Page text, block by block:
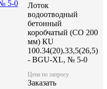
Лоток
водоотводный
бетонный
коробчатый (CO 200
мм) КU
100.34(20).33,5(26,5)
- BGU-XL, № 5-0
Цена по запросу
Заказать